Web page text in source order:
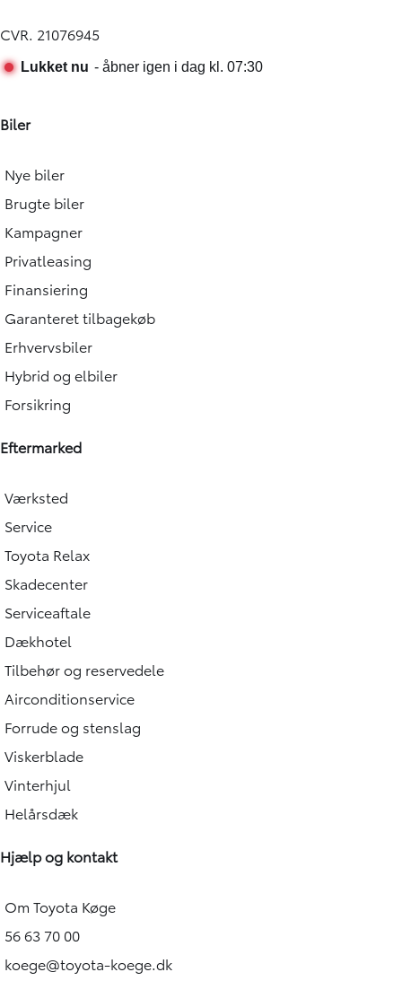
CVR. 21076945
Biler
Nye biler
Brugte biler
Kampagner
Privatleasing
Finansiering
Garanteret tilbagekøb
Erhvervsbiler
Hybrid og elbiler
Forsikring
Eftermarked
Værksted
Service
Toyota Relax
Skadecenter
Serviceaftale
Dækhotel
Tilbehør og reservedele
Airconditionservice
Forrude og stenslag
Viskerblade
Vinterhjul
Helårsdæk
Hjælp og kontakt
Om Toyota Køge
56 63 70 00
koege@toyota-koege.dk